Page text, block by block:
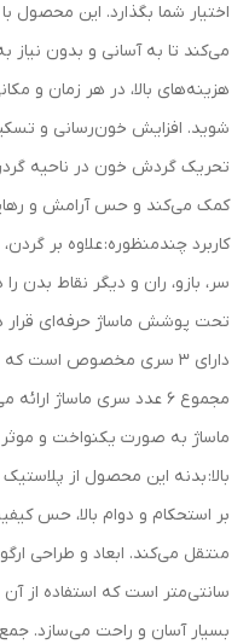
اختیار شما بگذارد. این
می‌کند تا به آسانی و بدون نیاز
هزینه‌های بالا، در هر زمان و
تحریک گردش خون در ناحیه
کمک می‌کند و حس آرامش و
کاربرد چندمنظوره: علاوه بر
سر، بازو، ران و دیگر نقاط بدن
تحت پوشش ماساژ حرفه‌ای قرار
دارای 3 سری مخصوص است
مجموع 6 عدد سری ماساژ
ماساژ به صورت یکنواخت و
بر استحکام و دوام بالا، حس
سانتی‌متر است که استفاده از
بسیار آسان و راحت می‌سازد.